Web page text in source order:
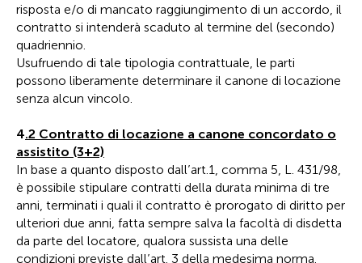
risposta e/o di mancato raggiungimento di un accordo, il
contratto si intenderà scaduto al termine del (secondo)
quadriennio.
Usufruendo di tale tipologia contrattuale, le parti
possono liberamente determinare il canone di locazione
senza alcun vincolo.
4.2 Contratto di locazione a canone concordato o
assistito (3+2)
In base a quanto disposto dall’art.1, comma 5, L. 431/98,
è possibile stipulare contratti della durata minima di tre
anni, terminati i quali il contratto è prorogato di diritto per
ulteriori due anni, fatta sempre salva la facoltà di disdetta
da parte del locatore, qualora sussista una delle
condizioni previste dall’art. 3 della medesima norma.